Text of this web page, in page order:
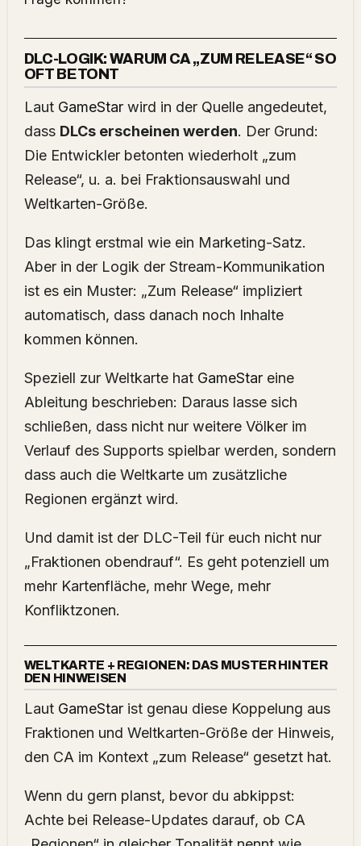
DLC-LOGIK: WARUM CA „ZUM RELEASE“ SO
OFT BETONT
Laut GameStarwird in der Quelle angedeutet,
dass DLCs erscheinen werden. Der Grund:
Die Entwickler betonten wiederholt „zum
Release“, u. a. bei Fraktionsauswahl und
Weltkarten-Größe.
Das klingt erstmal wie ein Marketing-Satz.
Aber in der Logik der Stream-Kommunikation
ist es ein Muster: „Zum Release“ impliziert
automatisch, dass danach noch Inhalte
kommen können.
Speziell zur Weltkarte hat GameStareine
Ableitung beschrieben: Daraus lasse sich
schließen, dass nicht nur weitere Völker im
Verlauf des Supports spielbar werden, sondern
dass auch die Weltkarte um zusätzliche
Regionen ergänzt wird.
Und damit ist der DLC-Teil für euch nicht nur
„Fraktionen obendrauf“. Es geht potenziell um
mehr Kartenfläche, mehr Wege, mehr
Konfliktzonen.
WELTKARTE + REGIONEN: DAS MUSTER HINTER
DEN HINWEISEN
Laut GameStarist genau diese Koppelung aus
Fraktionen und Weltkarten-Größe der Hinweis,
den CA im Kontext „zum Release“ gesetzt hat.
Wenn du gern planst, bevor du abkippst:
Achte bei Release-Updates darauf, ob CA